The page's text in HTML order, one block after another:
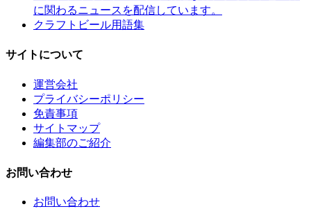
に関わるニュースを配信しています。
クラフトビール用語集
サイトについて
運営会社
プライバシーポリシー
免責事項
サイトマップ
編集部のご紹介
お問い合わせ
お問い合わせ